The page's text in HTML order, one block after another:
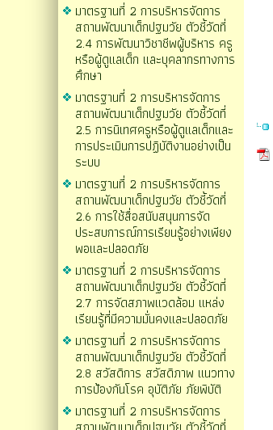
มาตรฐานที่ 2 การบริหารจัดการ
สถานพัฒนาเด็กปฐมวัย ตัวชี้วัดที่
2.4 การพัฒนาวิชาชีพผู้บริหาร ครู
หรือผู้ดูแลเด็ก และบุคลากรทางการ
ศึกษา
มาตรฐานที่ 2 การบริหารจัดการ
สถานพัฒนาเด็กปฐมวัย ตัวชี้วัดที่
2.5 การนิเทศครูหรือผู้ดูแลเด็กและ
การประเมินการปฏิบัติงานอย่างเป็น
ระบบ
มาตรฐานที่ 2 การบริหารจัดการ
สถานพัฒนาเด็กปฐมวัย ตัวชี้วัดที่
2.6 การใช้สื่อสนับสนุนการจัด
ประสบการณ์การเรียนรู้อย่างเพียง
พอและปลอดภัย
มาตรฐานที่ 2 การบริหารจัดการ
สถานพัฒนาเด็กปฐมวัย ตัวชี้วัดที่
2.7 การจัดสภาพแวดล้อม แหล่ง
เรียนรู้ที่มีความมั่นคงและปลอดภัย
มาตรฐานที่ 2 การบริหารจัดการ
สถานพัฒนาเด็กปฐมวัย ตัวชี้วัดที่
2.8 สวัสดิการ สวัสดิภาพ แนวทาง
การป้องกันโรค อุบัติภัย ภัยพิบัติ
มาตรฐานที่ 2 การบริหารจัดการ